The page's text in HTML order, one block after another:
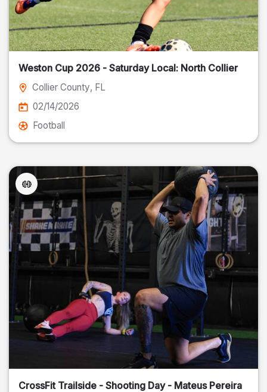
Weston Cup 2026 - Saturday Local: North Collier
Collier County, FL
02/14/2026
Football
CrossFit Trailside - Shooting Day - Mateus Pereira